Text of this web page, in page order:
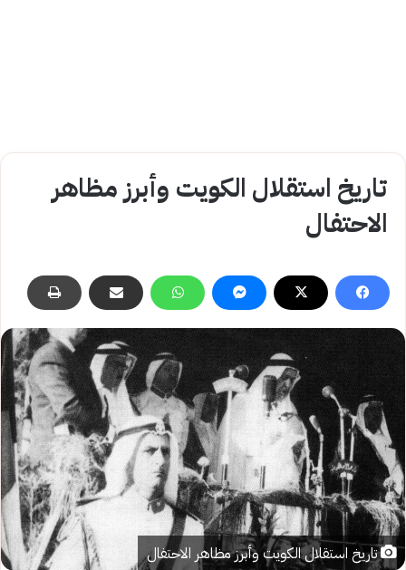
تاريخ استقلال الكويت وأبرز مظاهر
الاحتفال
تاريخ استقلال الكويت وأبرز مظاهر الاحتفال